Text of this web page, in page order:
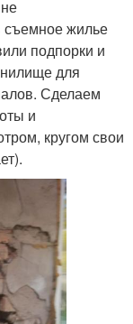
съемное жилье
подпорки и
для
Сделаем
и
кругом свои